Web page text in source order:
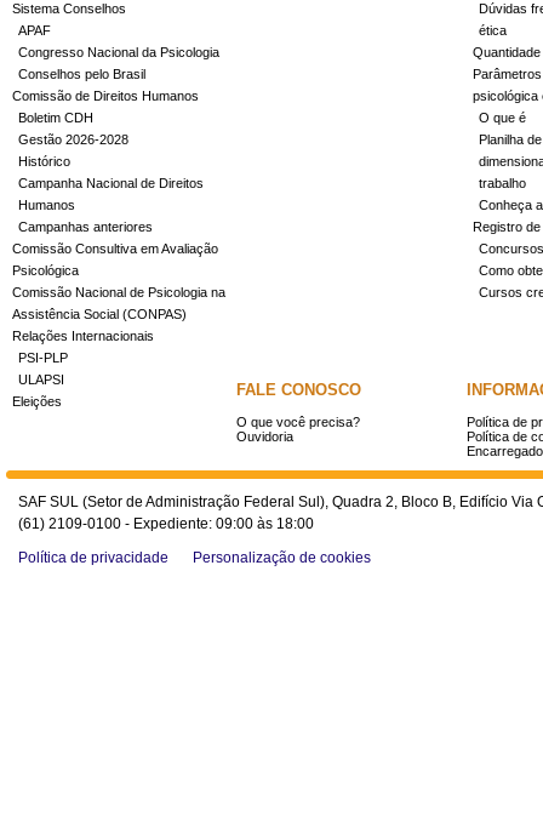
Sistema Conselhos
APAF
Congresso Nacional da Psicologia
Conselhos pelo Brasil
Comissão de Direitos Humanos
Boletim CDH
Gestão 2026-2028
Histórico
Campanha Nacional de Direitos
Humanos
Campanhas anteriores
Comissão Consultiva em Avaliação
Psicológica
Comissão Nacional de Psicologia na
Assistência Social (CONPAS)
Relações Internacionais
PSI-PLP
ULAPSI
Eleições
Dúvidas
ética
psicológica
O que é
Planilha
trabalho
Conheça
Registro
Concursos
Como
Cursos
FALE CONOSCO
O que você precisa?
Ouvidoria
Política de
Política de
SAF SUL (Setor de Administração Federal Sul), Quadra 2, Bloco B, Edifício
(61) 2109-0100 - Expediente: 09:00 às 18:00
Política de privacidade
Personalização de cookies